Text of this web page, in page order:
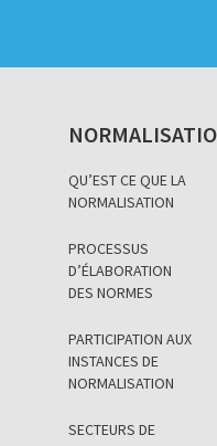
QU’EST CE QUE LA
NORMALISATION
PROCESSUS
D’ÉLABORATION
DES NORMES
PARTICIPATION AUX
INSTANCES DE
NORMALISATION
SECTEURS DE